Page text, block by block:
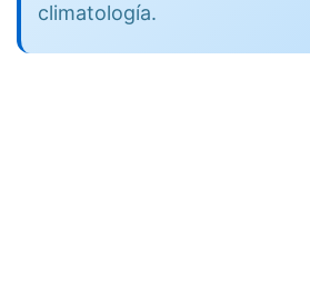
climatología.